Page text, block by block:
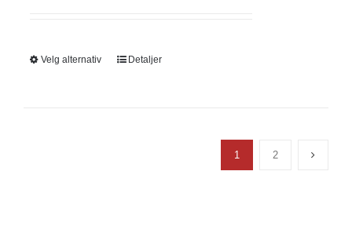
Velg alternativ Detaljer
1 2